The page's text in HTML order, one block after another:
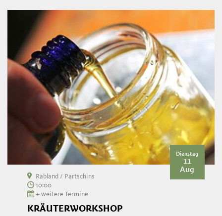
Dienstag
11
Aug
Rabland / Partschins
10:00
+ weitere Termine
KRÄUTERWORKSHOP